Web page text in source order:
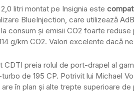
litri montat pe Insignia este
BlueInjection, care utilizează
consum și emisii CO2 foarte
g/km CO2. Valori excelente dacă
CDTI preia rolul de port-drapel al
de 195 CP. Potrivit lui Michael
are în plan și alte trepte superioare